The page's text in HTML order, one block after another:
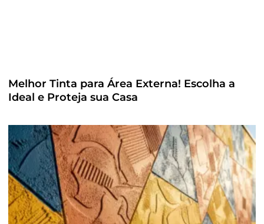
Melhor Tinta para Área Externa! Escolha a
Ideal e Proteja sua Casa